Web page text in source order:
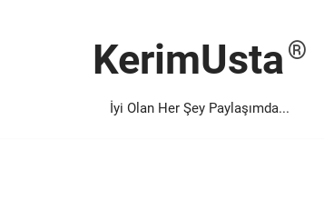
KerimUsta
İyi Olan Her Şey Paylaşımda...